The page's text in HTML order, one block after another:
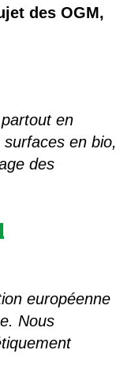
des OGM,
en
en bio,
des
européenne
Nous